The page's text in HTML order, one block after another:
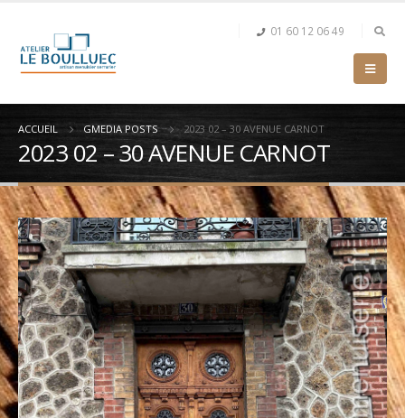
01 60 12 06 49
ACCUEIL GMEDIA POSTS 2023 02 – 30 AVENUE CARNOT
2023 02 – 30 AVENUE CARNOT